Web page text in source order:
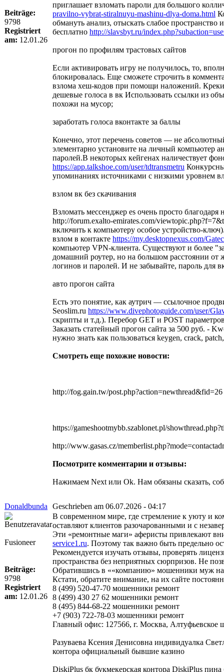
Beiträge:
9798
Registriert
am: 12.01.26
приглашает взломать пароли для большого
pravilno-vybrat-stiralnuyu-mashinu-dlya-doma.html
обмануть анализ, отыскать слабое
бесплатно http://slavsbyt.ru/
прогон по профилям трастовых сайтов
Если активировать игру не получилось, то,
блокировалась. Еще сможете строчить в
взлома хеш-кодов при помощи наложений.
дешевые голоса в вк Использовать ссылки из
похожи на мусор;
заработать голоса вконтакте за баллы
Конечно, этот перечень советов — не
элементарно установите на личный компьютер
паролей.В некоторых кейгенах наличествует
https://app.talkshoe.com/user/tdtransmetru
упоминаниях источниками с низкими уровнем
взлом вк без скачивания
Взломать мессенджер es очень просто
http://forum.exalto-emirates.com/
включить к компьютеру особое устройство-
взлом в контакте https://my.desktopnexus.com/
компьютер VPN-клиента. Существуют и более
домашний роутер, но на большом расстоянии от
логинов и паролей. И не забывайте, пароль для
авто прогон сайта
Есть это понятие, как аутрич — ссылочное
Seoslim.ru https://www.divephotoguide.com/user/
скрипты и т.д.). Перебор GET и POST
Заказать статейный прогон сайта за 500 руб. -
нужно знать как пользоваться keygen, crack,
Смотреть еще похожие новости:
http://fog.gain.tw/post.php?action=newthread&fid=26
https://gameshootmybb.szablonet.pl/
http://www.gasas.cz/
Посмотрите комментарии и отзывы:
Нажимаем Next или Ok. Нам обязаны сказать,
Donaldbunda Geschrieben am 06.07.2026 - 04:17
Fusioneer
Beiträge:
9798
Registriert
am: 12.01.26
В современном мире, где стремление к уюту и
оставляют клиентов разочарованными и с
Эти «ремонтные маги» аферисты привлекают
service1.ru. Поэтому так важно быть предельно
Рекомендуется изучать отзывы, проверять
пространства без неприятных сюрпризов. Не
Обратившись в ««компанию» мошенники муж на
Кстати, обратите внимание, на их сайте
8 (499) 520-47-70 мошенники ремонт
8 (499) 430 27 62 мошенники ремонт
8 (495) 844-68-22 мошенники ремонт
+7 (903) 722-78-03 мошенники ремонт
Главный офис: 127566, г. Москва, Алтуфьевское
Разуваева Ксения Денисовна индивидуалка
контора официальный бывшие казино
DiskiPlus бк букмекерская контора DiskiPlus